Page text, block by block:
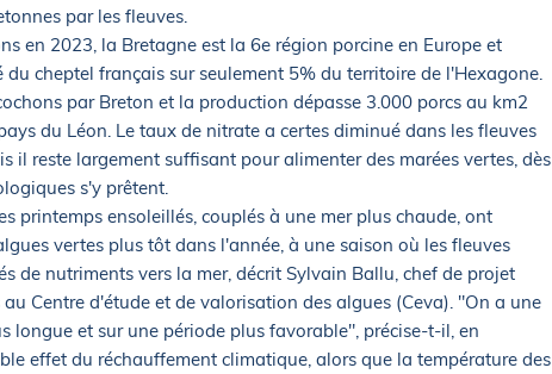
par les fleuves.
en 2023, la Bretagne est la 6e région porcine en Europe et
cheptel français sur seulement 5% du territoire de l'Hexagone.
par Breton et la production dépasse 3.000 porcs au km2
du Léon. Le taux de nitrate a certes diminué dans les fleuves
il reste largement suffisant pour alimenter des marées vertes, dès
s'y prêtent.
printemps ensoleillés, couplés à une mer plus chaude, ont
vertes plus tôt dans l'année, à une saison où les fleuves
de nutriments vers la mer, décrit Sylvain Ballu, chef de projet
Centre d'étude et de valorisation des algues (Ceva). "On a une
longue et sur une période plus favorable", précise-t-il, en
effet du réchauffement climatique, alors que la température des